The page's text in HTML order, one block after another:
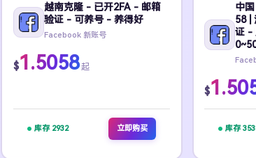
越南克隆 - 已开2FA - 邮箱
验证 - 可养号 - 养得好
Facebook 新账号
$1.5058起
库存 2932 立即购买
中
58 |
证 -
$
库存